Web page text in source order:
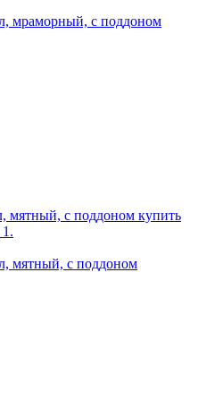
мраморный, с поддоном
мятный, с поддоном